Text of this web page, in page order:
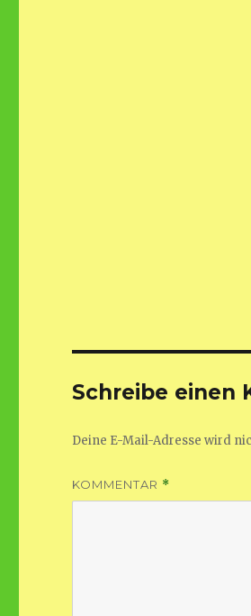
Schreibe einen
Deine E-Mail-Adresse wird
KOMMENTAR *